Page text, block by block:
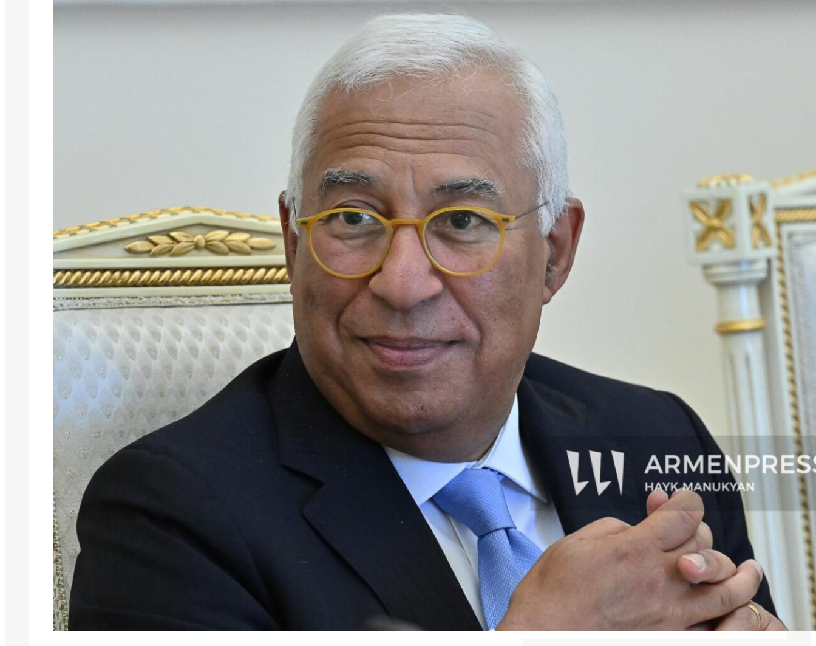
Հերթը հասաւ Խորհրդարանի
2026/08/07
Հետեւեցէ՛ք մեզի
Facebook YouTube
T W
3
11
13
14 15 16 17 18
19
21 22 23 24 25
26
27
30
31
« Jun
Aug »
Արխիւ